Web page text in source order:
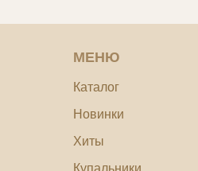
МЕНЮ
Каталог
Новинки
Хиты